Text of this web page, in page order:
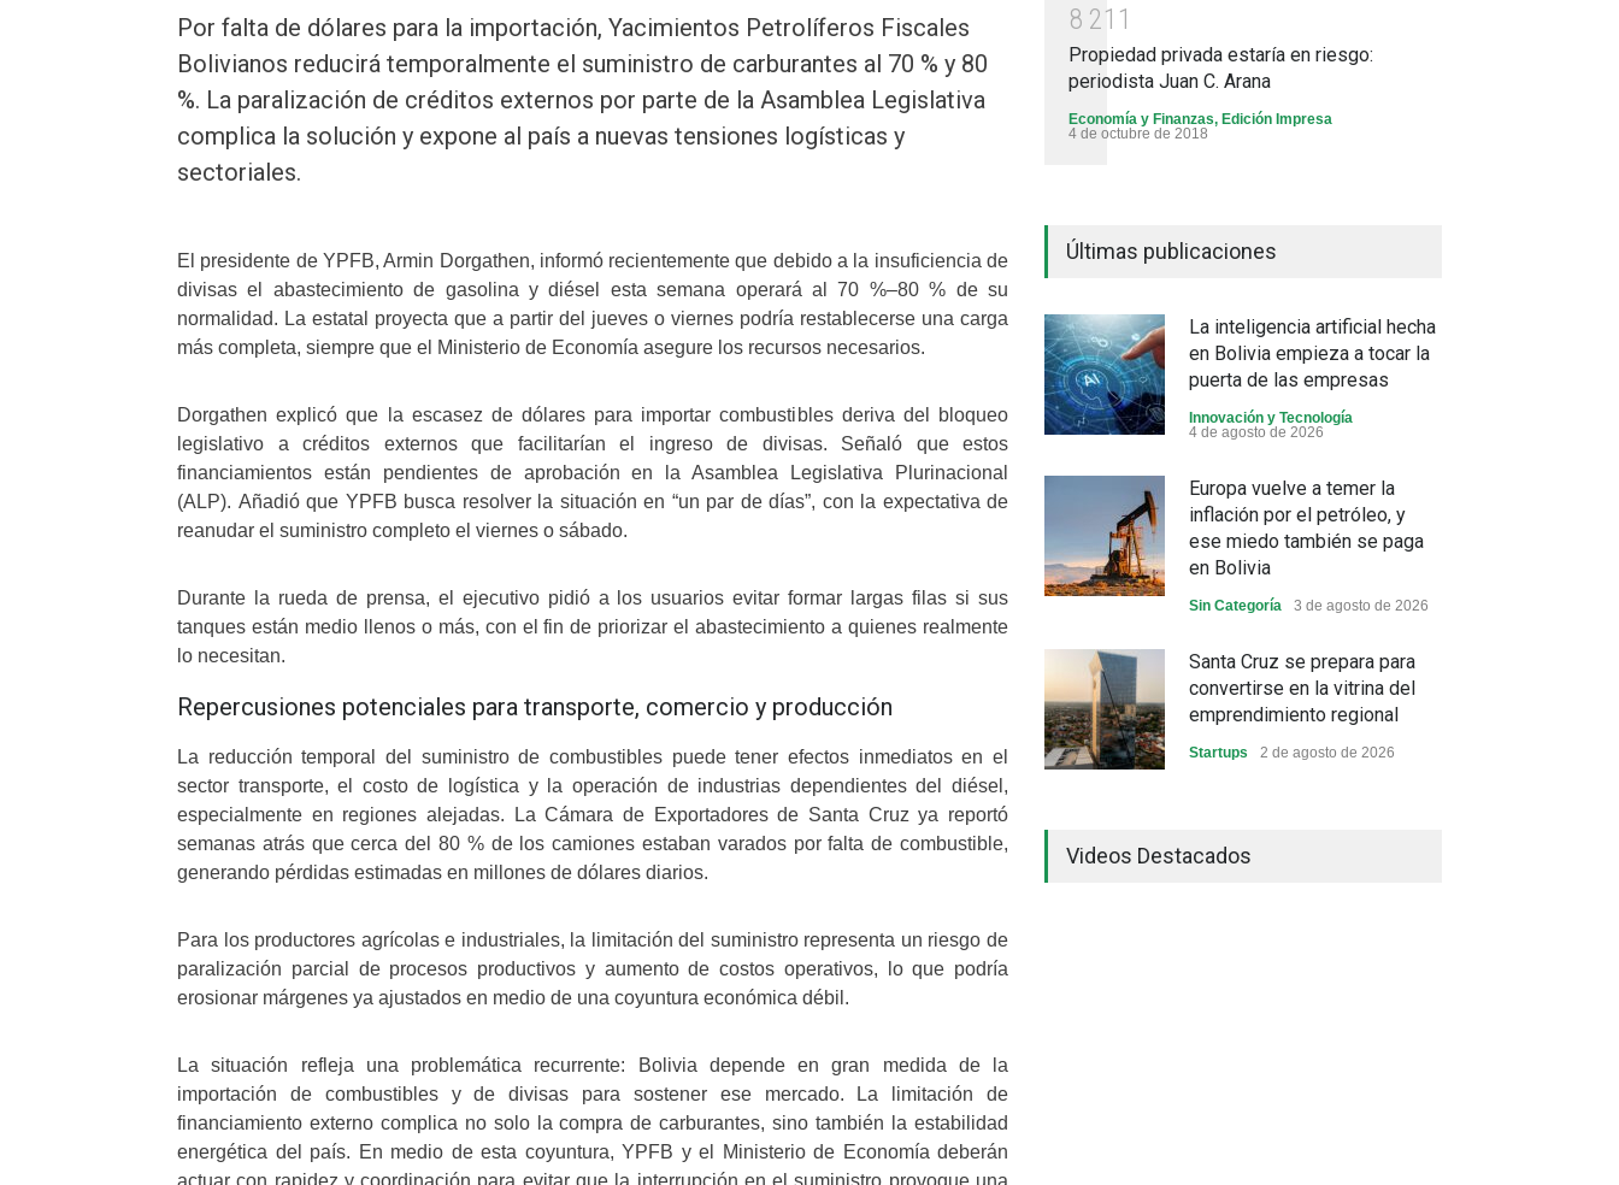
Por falta de dólares para la importación, Yacimientos Petrolíferos Fiscales
Bolivianos reducirá temporalmente el suministro de carburantes al 70 % y 80
%. La paralización de créditos externos por parte de la Asamblea Legislativa
complica la solución y expone al país a nuevas tensiones logísticas y
sectoriales.
El presidente de YPFB, Armin Dorgathen, informó recientemente que debido a la insuficiencia de
divisas el abastecimiento de gasolina y diésel esta semana operará al 70 %–80 % de su
normalidad. La estatal proyecta que a partir del jueves o viernes podría restablecerse una carga
más completa, siempre que el Ministerio de Economía asegure los recursos necesarios.
Dorgathen explicó que la escasez de dólares para importar combustibles deriva del bloqueo
legislativo a créditos externos que facilitarían el ingreso de divisas. Señaló que estos
financiamientos están pendientes de aprobación en la Asamblea Legislativa Plurinacional
(ALP). Añadió que YPFB busca resolver la situación en “un par de días”, con la expectativa de
reanudar el suministro completo el viernes o sábado.
Durante la rueda de prensa, el ejecutivo pidió a los usuarios evitar formar largas filas si sus
tanques están medio llenos o más, con el fin de priorizar el abastecimiento a quienes realmente
lo necesitan.
Repercusiones potenciales para transporte, comercio y producción
La reducción temporal del suministro de combustibles puede tener efectos inmediatos en el
sector transporte, el costo de logística y la operación de industrias dependientes del diésel,
especialmente en regiones alejadas. La Cámara de Exportadores de Santa Cruz ya reportó
semanas atrás que cerca del 80 % de los camiones estaban varados por falta de combustible,
generando pérdidas estimadas en millones de dólares diarios.
Para los productores agrícolas e industriales, la limitación del suministro representa un riesgo de
paralización parcial de procesos productivos y aumento de costos operativos, lo que podría
erosionar márgenes ya ajustados en medio de una coyuntura económica débil.
La situación refleja una problemática recurrente: Bolivia depende en gran medida de la
importación de combustibles y de divisas para sostener ese mercado. La limitación de
financiamiento externo complica no solo la compra de carburantes, sino también la estabilidad
energética del país. En medio de esta coyuntura, YPFB y el Ministerio de Economía deberán
actuar con rapidez y coordinación para evitar que la interrupción en el suministro provoque una
8 21 1
Propiedad privada estaría en riesgo:
periodista Juan C. Arana
Economía y Finanzas, Edición Impresa
4 de octubre de 2018
Últimas publicaciones
La inteligencia artificial hecha
en Bolivia empieza a tocar la
puerta de las empresas
Innovación y Tecnología
4 de agosto de 2026
Europa vuelve a temer la
inflación por el petróleo, y
ese miedo también se paga
en Bolivia
Sin Categoría 3 de agosto de 2026
Santa Cruz se prepara para
convertirse en la vitrina del
emprendimiento regional
Startups 2 de agosto de 2026
industrial y el golpe puede
Videos Destacados